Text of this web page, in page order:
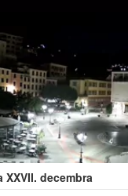
XXVII. decembra